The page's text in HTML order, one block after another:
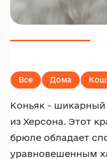
Все Дома
Коньяк - шикарный
из Херсона. Этот
брюле обладает
уравновешенным